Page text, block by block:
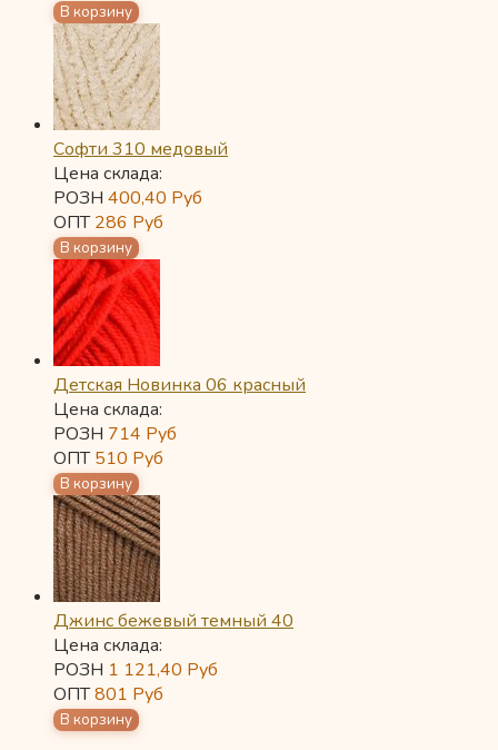
Софти 310 медовый
Цена склада:
РОЗН 400,40 Руб
ОПТ286 Руб
Детская Новинка 06 красный
Цена склада:
РОЗН 714 Руб
ОПТ510 Руб
Джинс бежевый темный 40
Цена склада:
РОЗН 1 121,40 Руб
ОПТ801 Руб